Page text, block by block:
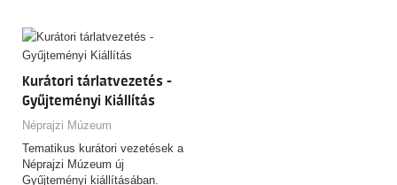
Kurátori tárlatvezetés -
Gyűjteményi Kiállítás
Néprajzi Múzeum
Tematikus kurátori vezetések a
Néprajzi Múzeum új
Gyűjteményi kiállításában.